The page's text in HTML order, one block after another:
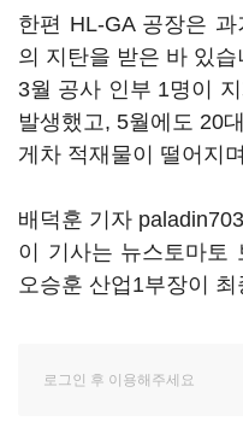
한편 HL-GA 공장은 과
의 지탄을 받은 바 있습
3월 공사 인부 1명이
발생했고, 5월에도 20
게차 적재물이 떨어지
배덕훈 기자
이 기사는 뉴스토마토
오승훈 산업1부장이